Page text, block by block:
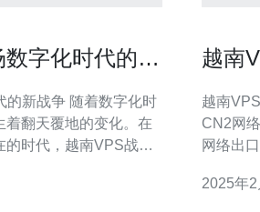
字化时代的新
着数字化时
着翻天覆地的变化。在
的时代，越南VPS战斗
的应用。
越南
越南VPS
CN2网
网络出
CN2是
2025年2